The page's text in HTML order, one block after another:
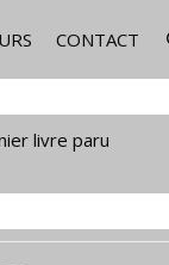
CONTACT
livre paru